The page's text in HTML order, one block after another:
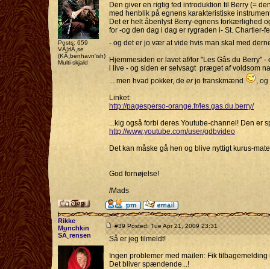
Posts: 659
VÃ¦rlÃ¸se
(KÃ¸benhavn'ish)
Multi-skjald
Den giver en rigtig fed introduktion til Berry (=
med henblik på egnens karakteristiske
Det er helt åbenlyst Berry-egnens forkærlighed
for -og den dag i dag er rygraden i- St. Chartier-
- og det er jo vær at vide hvis man skal med
Hjemmesiden er lavet af/for "Les Gâs du Berry"
i live - og siden er selvsagt præget af voldsom
... men hvad pokker, de erjo franskmænd
,
Linket:
http://pagesperso-orange.fr/les.gas.du.berry/
...kig også forbi deres Youtube-channel! Den er
http://www.youtube.com/user/gdbvideo
Det kan måske gå hen og blive nyttigt kurus-
God fornøjelse!
/Mads
Rikke
Munchkin
SÃ¸rensen
#39 Posted: Tue Apr 21, 2009 23:31
Så er jeg tilmeldt!
Ingen problemer med mailen: Fik
Det bliver spændende...!